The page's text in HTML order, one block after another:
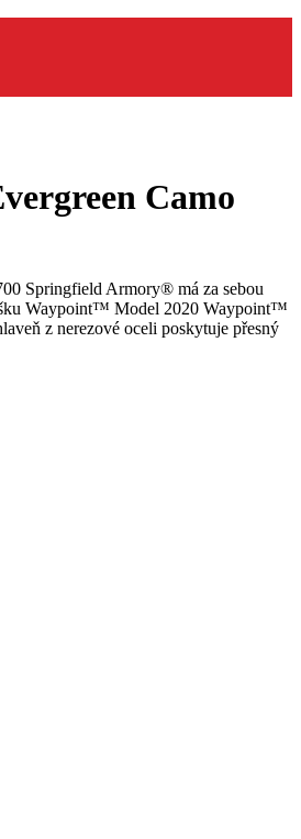
Camo
Springfield Armory® má za sebou
Waypoint™ Model 2020 Waypoint™
z nerezové oceli poskytuje přesný